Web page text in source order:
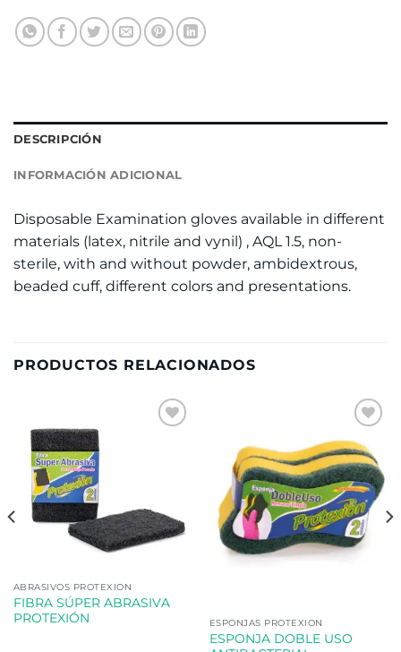
DESCRIPCIÓN
INFORMACIÓN ADICIONAL
Disposable Examination gloves available in different
materials (latex, nitrile and vynil) , AQL 1.5, non-
sterile, with and without powder, ambidextrous,
beaded cuff, different colors and presentations.
PRODUCTOS RELACIONADOS
ABRASIVOS PROTEXION
FIBRA SÚPER ABRASIVA
PROTEXIÓN
Añadir
a la
lista de
deseos
ESPONJAS PROTEXION
ESPONJA DOBLE USO